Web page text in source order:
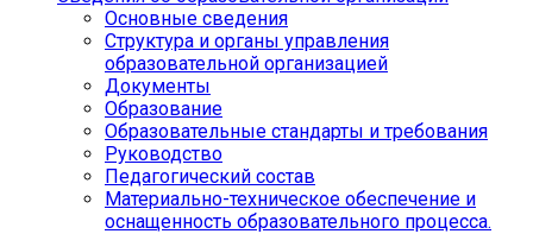
Основные сведения
Структура и органы управления
образовательной организацией
Документы
Образование
Образовательные стандарты и требования
Руководство
Педагогический состав
Материально-техническое обеспечение и
оснащенность образовательного процесса.